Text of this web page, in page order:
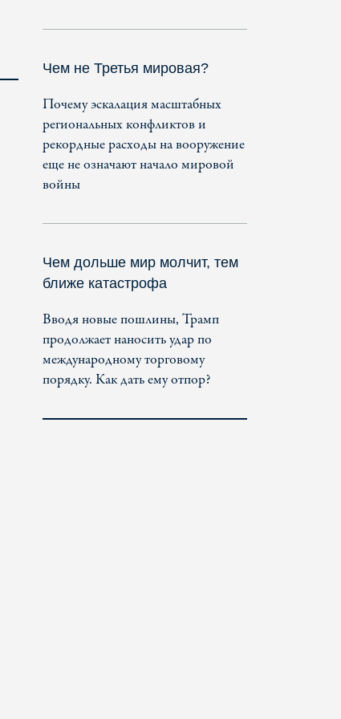
Чем не Третья мировая?
Почему эскалация масштабных
региональных конфликтов и
рекордные расходы на вооружение
еще не означают начало мировой
войны
Чем дольше мир молчит, тем
ближе катастрофа
Вводя новые пошлины, Трамп
продолжает наносить удар по
международному торговому
порядку. Как дать ему отпор?